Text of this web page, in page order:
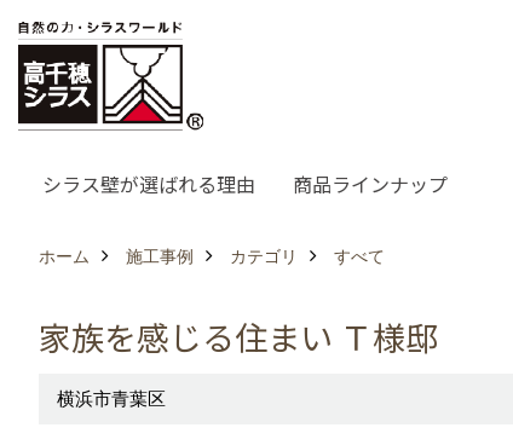
シラス壁が選ばれる理由 商品ラインナップ
ホーム 施工事例 カテゴリ すべて
家族を感じる住まい Ｔ様邸
横浜市青葉区